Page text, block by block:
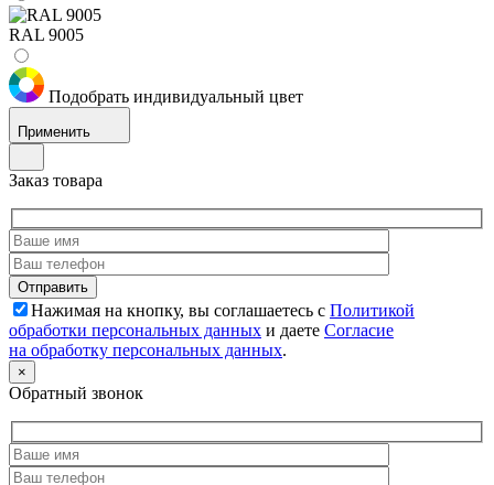
RAL 9005
Подобрать индивидуальный цвет
Применить
Заказ товара
Нажимая на кнопку, вы соглашаетесь с Политикой
обработки персональных данных и даете Согласие
на обработку персональных данных.
×
Обратный звонок